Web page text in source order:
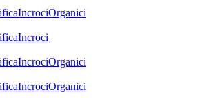
IncrociOrganici
Incroci
IncrociOrganici
IncrociOrganici